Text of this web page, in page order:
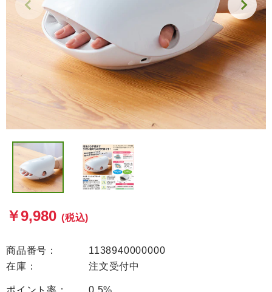
￥9,980 (税込)
商品番号：
1138940000000
在庫：
注文受付中
ポイント率：
0.5%